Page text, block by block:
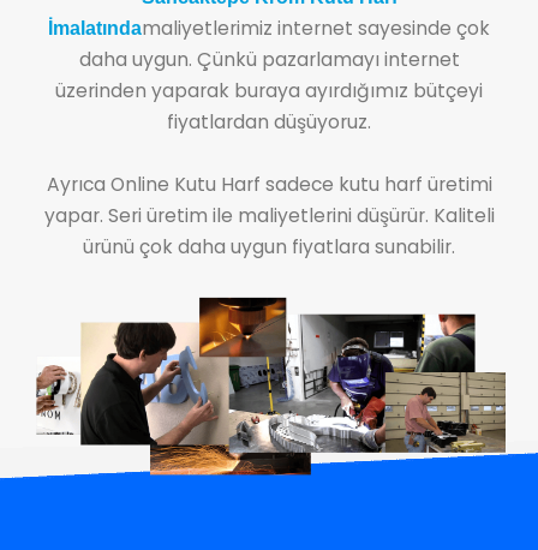
İmalatındamaliyetlerimiz internet sayesinde çok
daha uygun. Çünkü pazarlamayı internet
üzerinden yaparak buraya ayırdığımız bütçeyi
fiyatlardan düşüyoruz.
Ayrıca Online Kutu Harf sadece kutu harf üretimi
yapar. Seri üretim ile maliyetlerini düşürür. Kaliteli
ürünü çok daha uygun fiyatlara sunabilir.